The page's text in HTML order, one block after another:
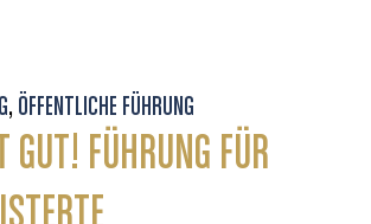
, ÖFFENTLICHE FÜHRUNG
GUT! FÜHRUNG FÜR